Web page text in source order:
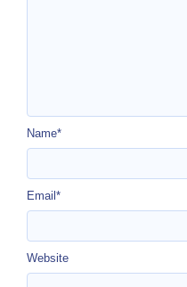
Name*
Email *
Website